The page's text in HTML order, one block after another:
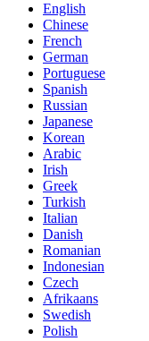
English
Chinese
French
German
Portuguese
Spanish
Russian
Japanese
Korean
Arabic
Irish
Greek
Turkish
Italian
Danish
Romanian
Indonesian
Czech
Afrikaans
Swedish
Polish